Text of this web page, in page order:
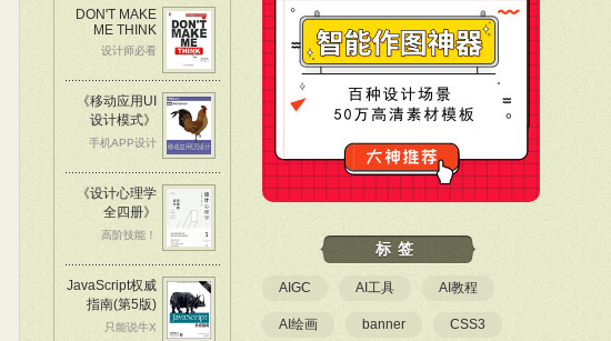
DON'T MAKE
ME THINK
设计师必看
《移动应用UI
设计模式》
手机APP设计
《设计心理学
全四册》
高阶技能！
JavaScript权威
指南(第5版)
只能说牛X
标签
AIGC AI工具 AI教程
AI绘画 banner CSS3